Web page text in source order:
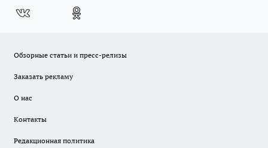
Обзорные статьи и пресс-релизы
Заказать рекламу
О нас
Контакты
Редакционная политика